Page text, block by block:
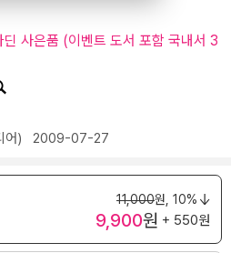
딘 사은품 (이벤트 도서 포함 국내서 3
어) 2009-07-27
11,000원, 10%
9,900원 + 550원